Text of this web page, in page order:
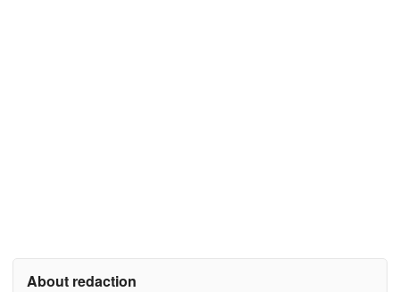
About redaction